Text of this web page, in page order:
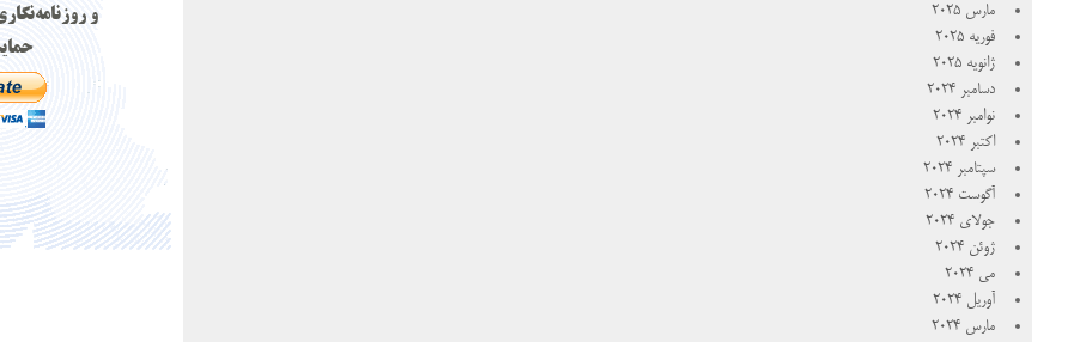
مارس 2025
فوریه 2025
ژانویه 2025
دسامبر 2024
نوامبر 2024
اکتبر 2024
سپتامبر 2024
آگوست 2024
جولای 2024
ژوئن 2024
می 2024
آوریل 2024
مارس 2024
و